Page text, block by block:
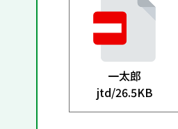
一太郎
jtd/26.5KB